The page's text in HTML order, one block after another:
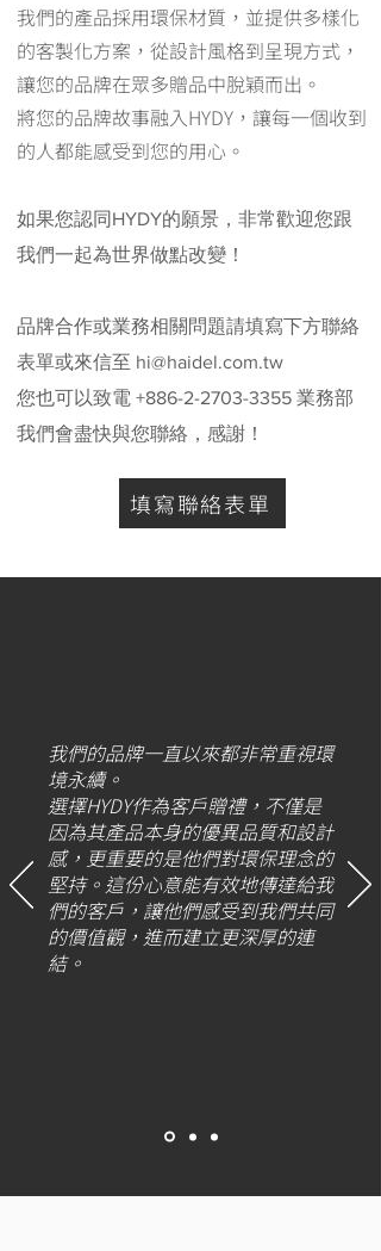
我們的產品採用環保材質，並提供多樣化
的客製化方案，從設計風格到呈現方式，
讓您的品牌在眾多贈品中脫穎而出。
將您的品牌故事融入HYDY，讓每一個收到
的人都能感受到您的用心。
如果您認同HYDY的願景，非常歡迎您跟
我們一起為世界做點改變！
​品牌合作或業務相關問題請填寫下方聯絡
表單或來信至 hi@haidel.com.tw
您也可以致電 +886-2-2703-3355 業務部
我們會盡快與您聯絡，感謝！
填寫聯絡表單
我們的品牌一直以來都非常重視環
境永續。
選擇HYDY作為客戶贈禮，不僅是
因為其產品本身的優異品質和設計
感，更重要的是他們對環保理念的
堅持。這份心意能有效地傳達給我
們的客戶，讓他們感受到我們共同
的價值觀，進而建立更深厚的連
結。